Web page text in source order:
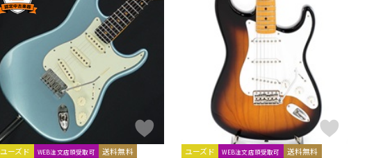
ユーズド WEB注文店頭受取可 送料無料 ユーズド WEB注文店頭受取可 送料無料